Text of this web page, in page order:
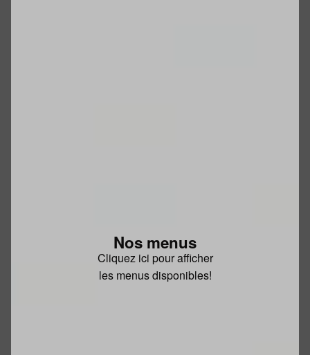
Nos menus
Cliquez ici pour afficher
les menus disponibles!